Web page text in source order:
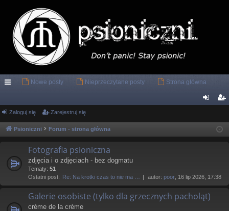
ce
Nowe posty Nieprzeczytane posty Strona główna
ę
ej
Zaloguj się Zarejestruj się
Psioniczni Forum - strona główna
Fotografia psioniczna
zdjęcia i o zdjęciach - bez dogmatu
Tematy: 51
Ostatni post: Re: Na krotki czas to nie ma … autor: poor , 16 lip 2026, 17:38
Galerie osobiste (tylko dla grzecznych pacholąt)
crème de la crème